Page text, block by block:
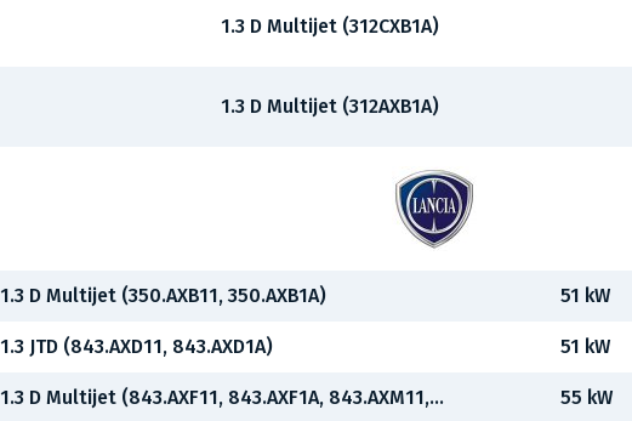
1.3 D Multijet (312CXB1A)
1.3 D Multijet (312AXB1A)
1.3 D Multijet (350.AXB11, 350.AXB1A) 51 kW
1.3 JTD (843.AXD11, 843.AXD1A) 51 kW
1.3 D Multijet (843.AXF11, 843.AXF1A, 843.AXM11,... 55 kW